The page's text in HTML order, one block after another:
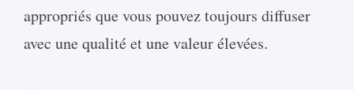
appropriés que vous pouvez toujours diffuser
avec une qualité et une valeur élevées.